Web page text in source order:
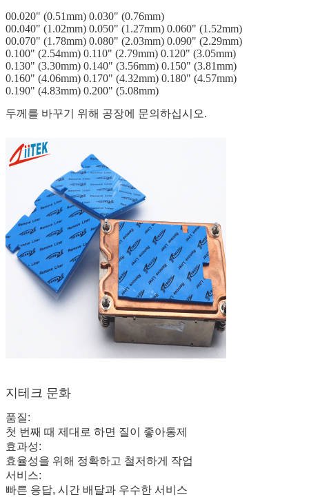
00.020" (0.51mm) 0.030" (0.76mm)
00.040" (1.02mm) 0.050" (1.27mm) 0.060" (1.52mm)
00.070" (1.78mm) 0.080" (2.03mm) 0.090" (2.29mm)
0.100" (2.54mm) 0.110" (2.79mm) 0.120" (3.05mm)
0.130" (3.30mm) 0.140" (3.56mm) 0.150" (3.81mm)
0.160" (4.06mm) 0.170" (4.32mm) 0.180" (4.57mm)
0.190" (4.83mm) 0.200" (5.08mm)
두께를 바꾸기 위해 공장에 문의하십시오.
지테크 문화
품질:
첫 번째 때 제대로 하면 질이 좋아통제
효과성:
효율성을 위해 정확하고 철저하게 작업
서비스:
빠른 응답, 시간 배달과 우수한 서비스